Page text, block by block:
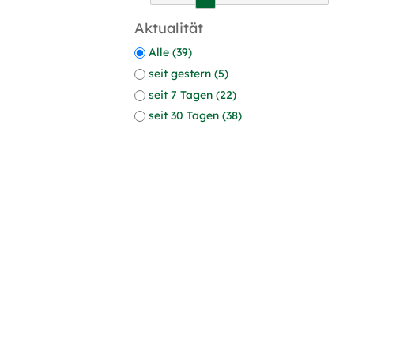
Aktualität
Alle (39)
seit gestern (5)
seit 7 Tagen (22)
seit 30 Tagen (38)